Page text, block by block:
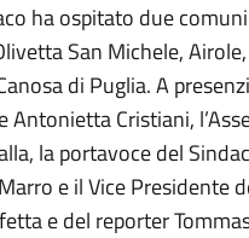
ha ospitato due
San Michele,
di Puglia. A
Cristiani,
la portavoce del
e il Vice Presidente
e del reporter